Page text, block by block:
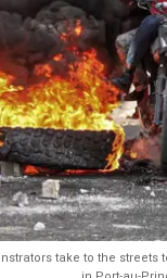
take to the